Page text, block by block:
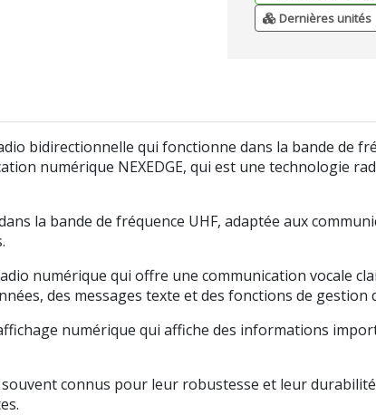
Dernières unités
bidirectionnelle qui fonctionne dans la bande de
numérique NEXEDGE, qui est une technologie
la bande de fréquence UHF, adaptée aux
numérique qui offre une communication vocale
des messages texte et des fonctions de gestion
numérique qui affiche des informations
connus pour leur robustesse et leur